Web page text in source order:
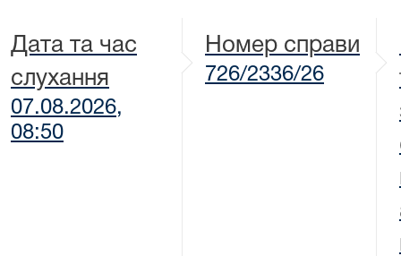
Дата та час
слухання
07.08.2026,
08:50
Номер справи
726/2336/26